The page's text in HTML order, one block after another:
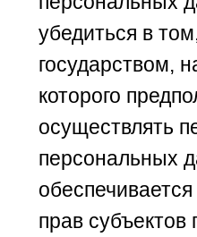
убедиться в
государством,
которого
осуществлять
персональных
прав